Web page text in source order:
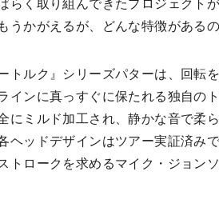
らく取り組んできたプロジェクト
うかがえるが、どんな特徴があるの
トルク』シリーズパターは、回転
インに真っすぐに保たれる独自の
にミルド加工され、静かな音で柔
ヘッドデザインはツアー実証済み
トロークを求めるマイク・ジョン